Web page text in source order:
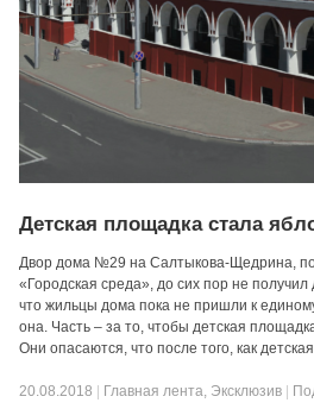
Детская площадка стала
Двор дома №29 на Салтыкова-Щедрина,
«Городская среда», до сих пор не получил
что жильцы дома пока не пришли к
она. Часть – за то, чтобы детская
Они опасаются, что после того, как
20.08.2018 Главная лента, Эксклюзив